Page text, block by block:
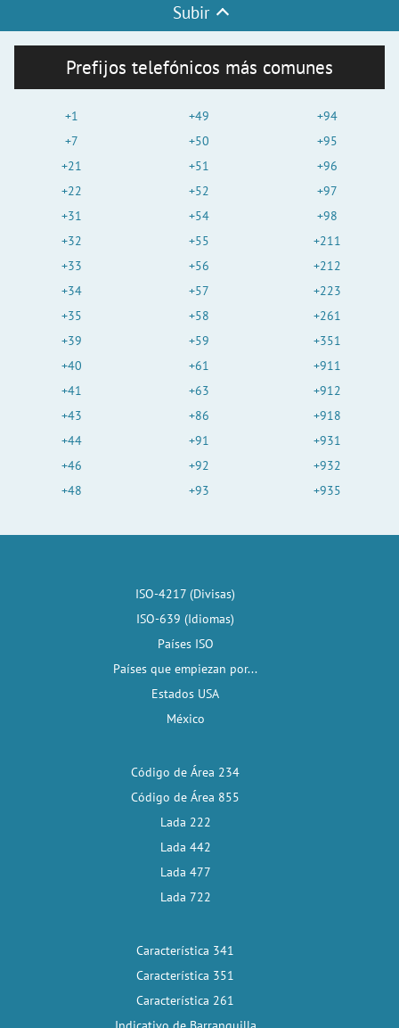
Subir
Prefijos telefónicos más comunes
+1
+7
+21
+22
+31
+32
+33
+34
+35
+39
+40
+41
+43
+44
+46
+48
+49
+50
+51
+52
+54
+55
+56
+57
+58
+59
+61
+63
+86
+91
+92
+93
+94
+95
+96
+97
+98
+211
+212
+223
+261
+351
+911
+912
+918
+931
+932
+935
ISO-4217 (Divisas)
ISO-639 (Idiomas)
Países ISO
Países que empiezan por...
Estados USA
México
Código de Área 234
Código de Área 855
Lada 222
Lada 442
Lada 477
Lada 722
Característica 341
Característica 351
Característica 261